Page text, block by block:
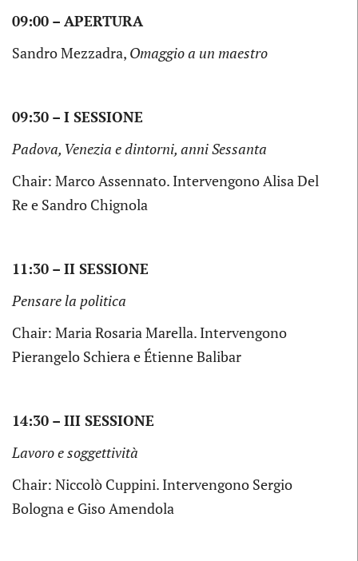
09:00 – APERTURA
Sandro Mezzadra, Omaggio a un maestro
09:30 – I SESSIONE
Padova, Venezia e dintorni, anni Sessanta
Chair: Marco Assennato. Intervengono Alisa Del
Re e Sandro Chignola
11:30 – II SESSIONE
Pensare la politica
Chair: Maria Rosaria Marella. Intervengono
Pierangelo Schiera e Étienne Balibar
14:30 – III SESSIONE
Lavoro e soggettività
Chair: Niccolò Cuppini. Intervengono Sergio
Bologna e Giso Amendola